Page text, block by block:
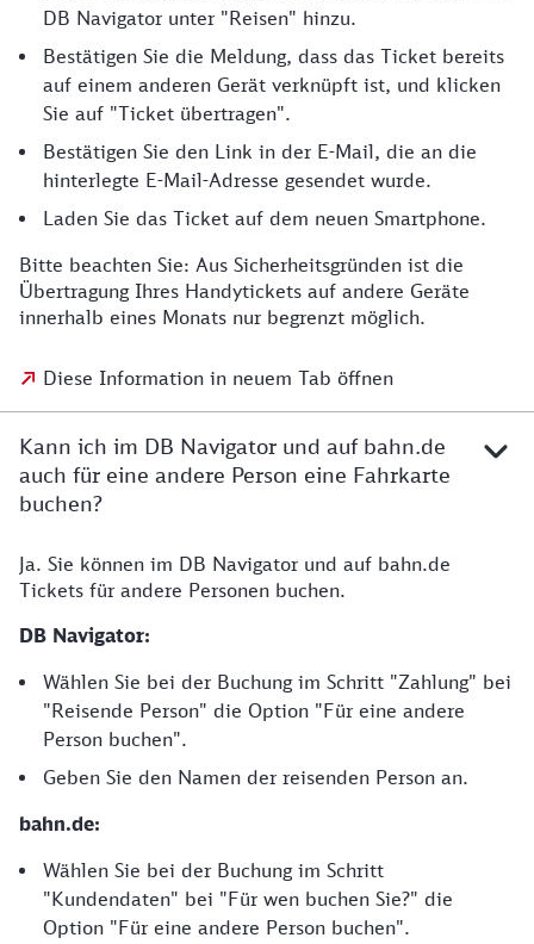
DB Navigator unter "Reisen" hinzu.
Bestätigen Sie die Meldung, dass das Ticket bereits
auf einem anderen Gerät verknüpft ist, und klicken
Sie auf "Ticket übertragen".
Bestätigen Sie den Link in der E-Mail, die an die
hinterlegte E-Mail-Adresse gesendet wurde.
Laden Sie das Ticket auf dem neuen Smartphone.
Bitte beachten Sie: Aus Sicherheitsgründen ist die
Übertragung Ihres Handytickets auf andere Geräte
innerhalb eines Monats nur begrenzt möglich.
Diese Information in neuem Tab öffnen
Kann ich im DB Navigator und auf bahn.de
auch für eine andere Person eine Fahrkarte
buchen?
Ja. Sie können im DB Navigator und auf bahn.de
Tickets für andere Personen buchen.
DB Navigator:
Wählen Sie bei der Buchung im Schritt "Zahlung" bei
"Reisende Person" die Option "Für eine andere
Person buchen".
Geben Sie den Namen der reisenden Person an.
bahn.de:
Wählen Sie bei der Buchung im Schritt
"Kundendaten" bei "Für wen buchen Sie?" die
Option "Für eine andere Person buchen".